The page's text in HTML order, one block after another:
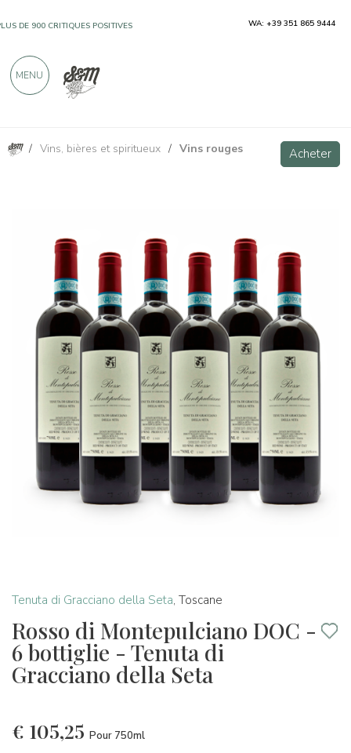
/ Vins, bières et spiritueux / Vins rouges Acheter
Tenuta di Gracciano della Seta, Toscane
Rosso di Montepulciano DOC -
6 bottiglie - Tenuta di
Gracciano della Seta
€ 105,25 Pour 750ml
Acheter
DE 900 CRITIQUES POSITIVES WA: +39 351 865 9444
MENU